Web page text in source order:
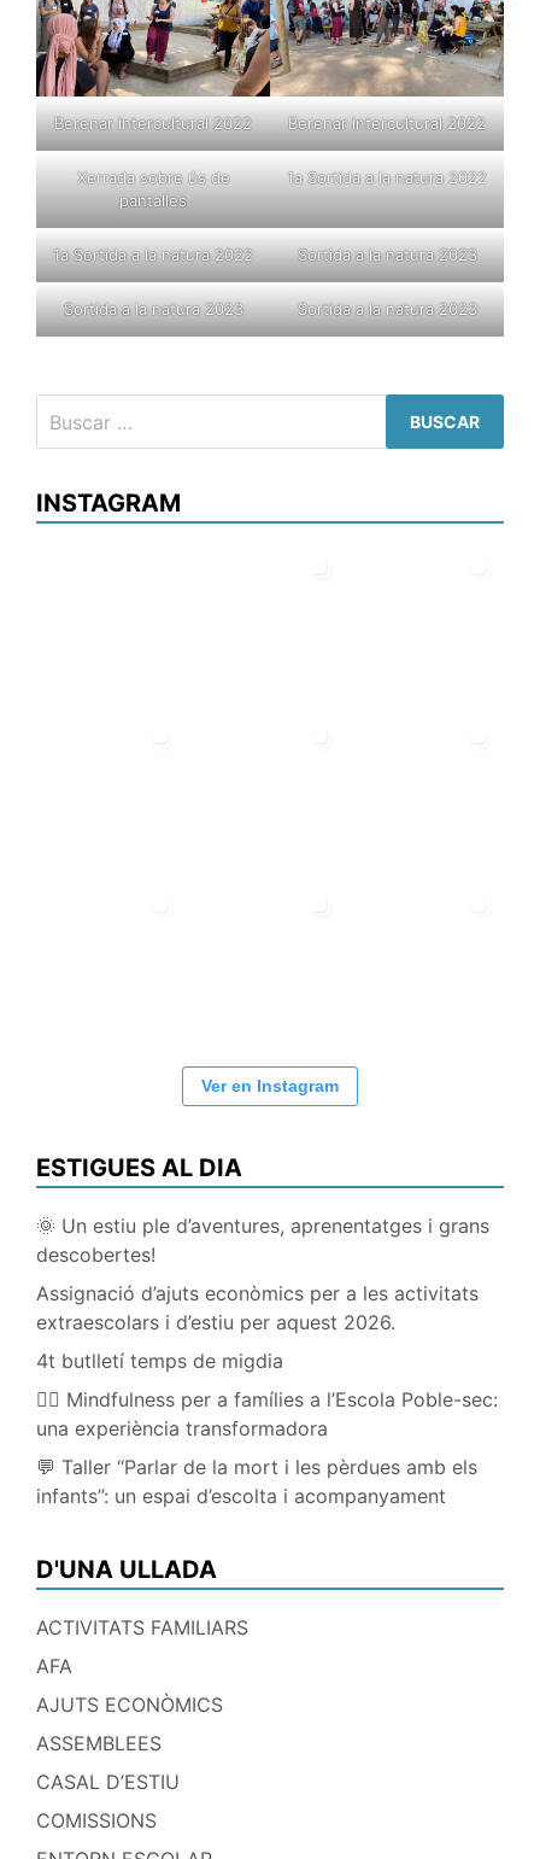
Berenar intercultural 2022 Berenar intercultural 2022
Xerrada sobre ús de
pantalles
1a Sortida a la natura 2022
1a Sortida a la natura 2022 Sortida a la natura 2023
Sortida a la natura 2023 Sortida a la natura 2023
INSTAGRAM
Ver en Instagram
ESTIGUES AL DIA
🌞 Un estiu ple d’aventures, aprenentatges i grans
descobertes!
Assignació d’ajuts econòmics per a les activitats
extraescolars i d’estiu per aquest 2026.
4t butlletí temps de migdia
🧘‍♀️ Mindfulness per a famílies a l’Escola Poble-sec:
una experiència transformadora
💬 Taller “Parlar de la mort i les pèrdues amb els
infants”: un espai d’escolta i acompanyament
D'UNA ULLADA
ACTIVITATS FAMILIARS
AFA
AJUTS ECONÒMICS
ASSEMBLEES
CASAL D’ESTIU
COMISSIONS